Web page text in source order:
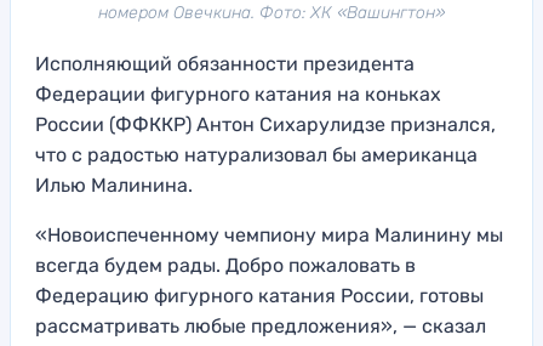
номером Овечкина. Фото: ХК «Вашингтон»
Исполняющий обязанности президента
Федерации фигурного катания на коньках
России (ФФККР) Антон Сихарулидзе признался,
что с радостью натурализовал бы американца
Илью Малинина.
«Новоиспеченному чемпиону мира Малинину мы
всегда будем рады. Добро пожаловать в
Федерацию фигурного катания России, готовы
рассматривать любые предложения», — сказал